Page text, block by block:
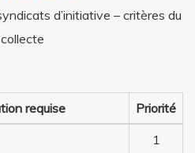
d’initiative – critères du
requise
Priorité
1